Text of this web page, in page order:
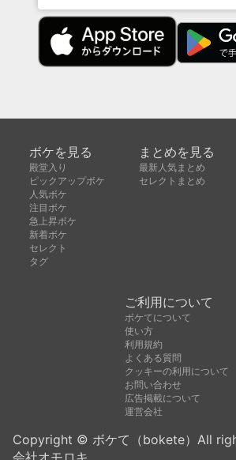
ボケを見る
殿堂入り
ピックアップボケ
人気ボケ
注目ボケ
急上昇ボケ
新着ボケ
セレクト
タグ
まとめを見る
最新人気まとめ
セレクトまとめ
ご利用について
ボケてについて
使い方
利用規約
よくある質問
クッキーの利用について
お問い合わせ
広告掲載について
運営会社
Copyright © ボケて（bokete）All